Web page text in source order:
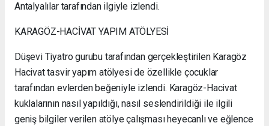
Antalyalılar tarafından ilgiyle izlendi.
KARAGÖZ-HACİVAT YAPIM ATÖLYESİ
Düşevi Tiyatro gurubu tarafından gerçekleştirilen Karagöz
Hacivat tasvir yapım atölyesi de özellikle çocuklar
tarafından evlerden beğeniyle izlendi. Karagöz-Hacivat
kuklalarının nasıl yapıldığı, nasıl seslendirildiği ile ilgili
geniş bilgiler verilen atölye çalışması heyecanlı ve eğlence